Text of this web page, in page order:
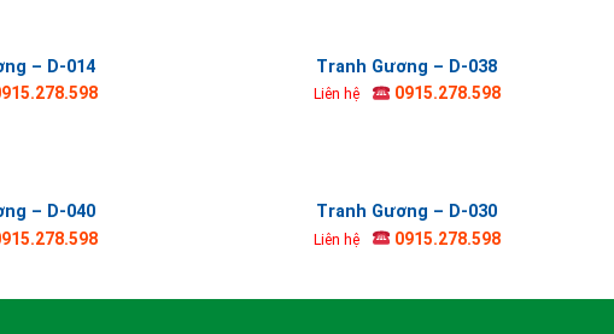
– D-014 Tranh Gương – D-038
Liên hệ 0915.278.598
– D-040 Tranh Gương – D-030
Liên hệ 0915.278.598